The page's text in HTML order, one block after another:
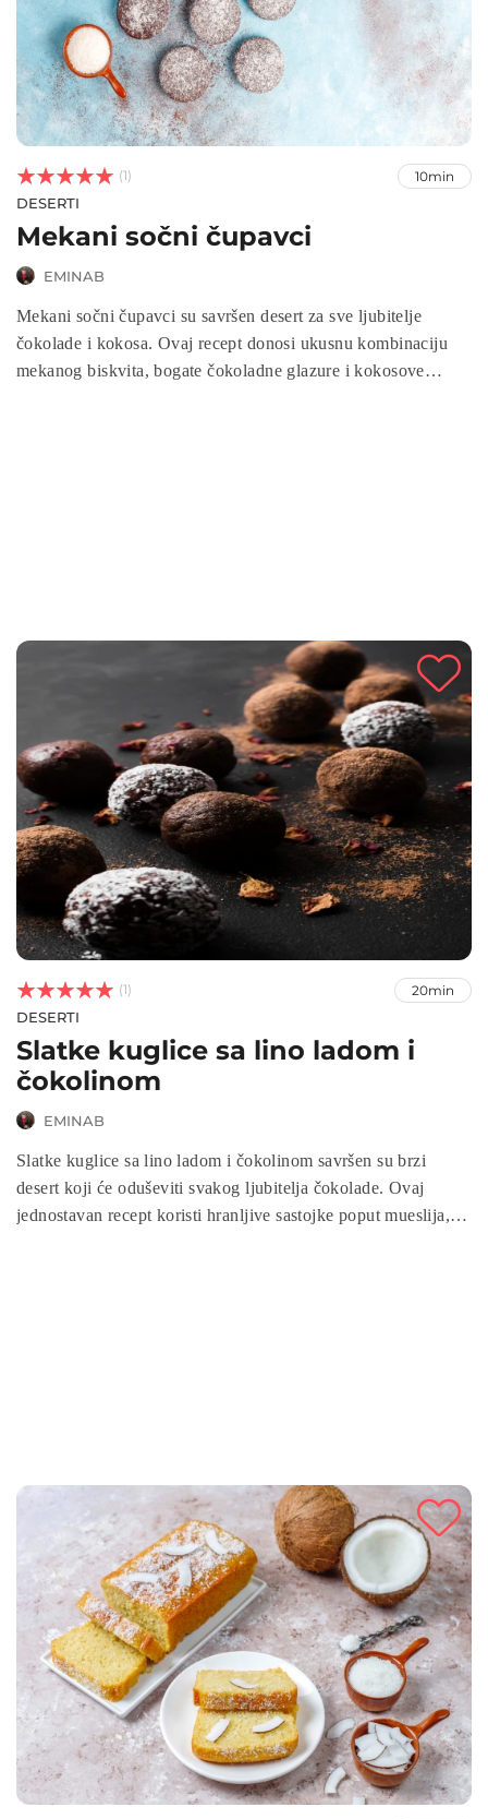


 (1) 10min
DESERTI
Mekani sočni čupavci
EMINAB
Mekani sočni čupavci su savršen desert za sve ljubitelje
čokolade i kokosa. Ovaj recept donosi ukusnu kombinaciju
mekanog biskvita, bogate čokoladne glazure i kokosove


 (1) 20min
DESERTI
Slatke kuglice sa lino ladom i
čokolinom
EMINAB
Slatke kuglice sa lino ladom i čokolinom savršen su brzi
desert koji će oduševiti svakog ljubitelja čokolade. Ovaj
jednostavan recept koristi hranljive sastojke poput mueslija,